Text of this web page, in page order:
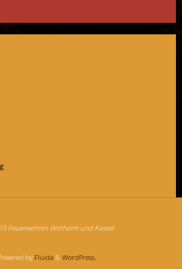
Feuerwehren Wirtheim und Kassel
byFluida & WordPress.